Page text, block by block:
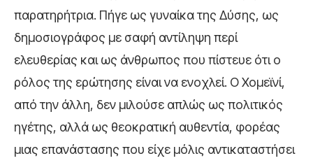
παρατηρήτρια. Πήγε ως γυναίκα της Δύσης, ως
δημοσιογράφος με σαφή αντίληψη περί
ελευθερίας και ως άνθρωπος που πίστευε ότι ο
ρόλος της ερώτησης είναι να ενοχλεί. Ο Χομεϊνί,
από την άλλη, δεν μιλούσε απλώς ως πολιτικός
ηγέτης, αλλά ως θεοκρατική αυθεντία, φορέας
μιας επανάστασης που είχε μόλις αντικαταστήσει